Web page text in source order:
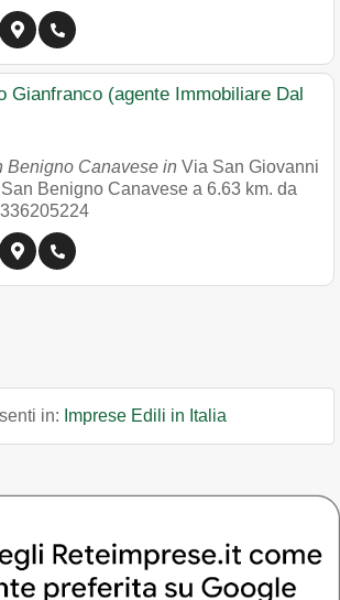
Gianfranco (agente Immobiliare Dal
Benigno Canavese in Via San Giovanni
San Benigno Canavese a 6.63 km. da
in: Imprese Edili in Italia